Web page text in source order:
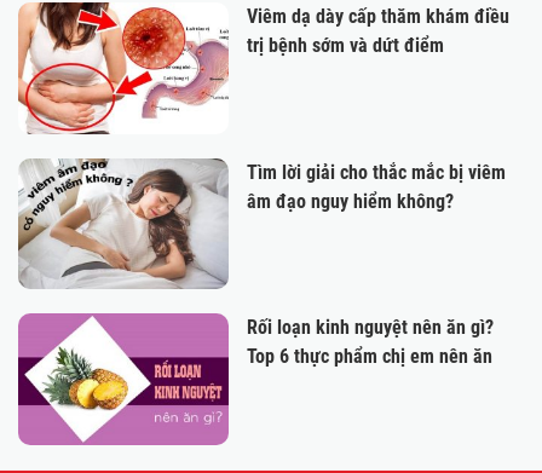
Viêm dạ dày cấp thăm khám điều
trị bệnh sớm và dứt điểm
Tìm lời giải cho thắc mắc bị viêm
âm đạo nguy hiểm không?
Rối loạn kinh nguyệt nên ăn gì?
Top 6 thực phẩm chị em nên ăn